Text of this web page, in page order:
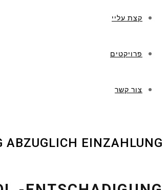
קצת עליי
פרויקטים
צור קשר
ABZUGLICH EINZAHLUNG